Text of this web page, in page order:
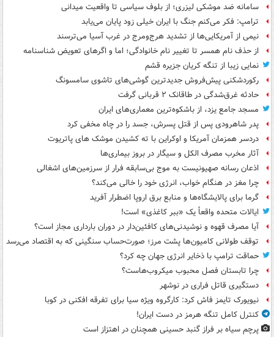
سامانه ضد موشکی لیزری؛ از بلوف سیاسی تا واقعیت میدانی
ترامپ: فکر می‌کنم جنگ با ایران خیلی زود پایان می‌یابد
نیمی از آمریکایی‌ها از تشدید هرج‌ومرج در غرب آسیا می‌ترسند
از حذف نام همسر تا تغییر نام خانوادگی؛ اما و اگرهای تعویض شناسنامه
نمایی زیبا از تنگه کریان جزیره قشم
رکوردشکنی پیش‌فروش جدیدترین گوشی‌های تاشوی سامسونگ
حادثه غرق‌شدگی در طاقانک ۲ قربانی گرفت
مسجد جامع یزد، از باشکوه‌ترین معماری‌های ایران
پدر شاهرودی پس از قتل پسرش، جسد را در چاه مخفی کرد
دردسر همزمان آمریکا و اوکراین با ته کشیدن موشک های پاتریوت
آثار مخرب مصرف الکل و سیگار در بروز بیماری‌ها
اذعان رسانه صهیونیست به موج بی‌سابقه فرار از سرزمین‌های اشغالی
چرا مغز در هنگام خواب، انرژی خود را خالی می‌کند؟
گرما برای پالایشگاه‌ها و منابع برق اروپا اضطرار آفرید
ایالات متحده واقعاً یک «ببر کاغذی» است!
آیا مصرف قهوه و نوشیدنی‌های کافئین‌دار در دوران بارداری مجاز است؟
توقف طولانی کامیون‌ها پشت مرز؛ صورت‌حساب سنگینی که به اقتصاد می‌رسد
حماقت ترامپ با ذخایر انرژی جهان چه کرد؟
چرا تابستان فصل محبوب میکروب‌هاست؟
دستگیری قاتل فراری در نوشهر
نیویورک تایمز فاش کرد: کارگروه ویژه سیا برای تفرقه افکنی در کوبا
کنترل کامل تنگه هرمز در دست ایران!
پرچم سیاه بر فراز گنبد حسینی همچنان در اهتزاز است